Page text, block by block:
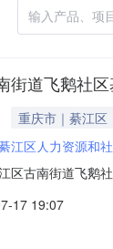
街道飞鹅社
重庆市｜綦江区
江区人力资源和
区古南街道飞鹅
民工工资已全部
时间30日，从202
17 19:07